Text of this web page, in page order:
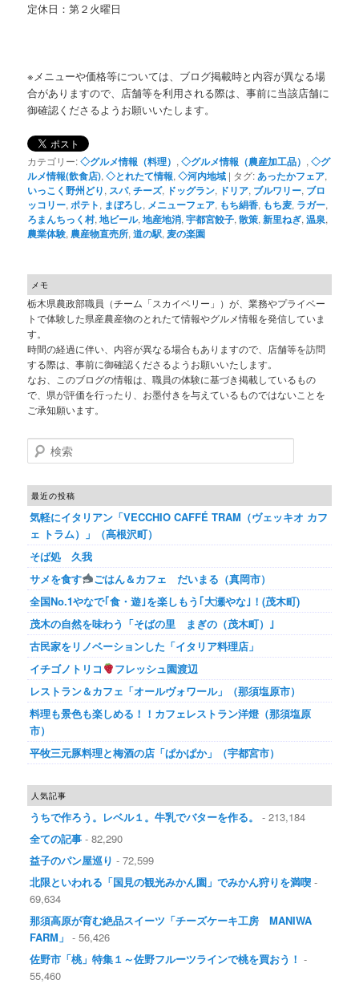
定休日：第２火曜日
※メニューや価格等については、ブログ掲載時と内容が異なる場
合がありますので、店舗等を利用される際は、事前に当該店舗に
御確認くださるようお願いいたします。
カテゴリー:◇グルメ情報（料理） ,◇グルメ情報（農産加工品） ,◇グ
ルメ情報(飲食店),◇とれたて情報,◇河内地域 | タグ: あったかフェア,
いっこく野州どり, スパ,チーズ, ドッグラン, ドリア, ブルワリー, ブロ
ッコリー, ポテト, まぼろし, メニューフェア, もち絹香, もち麦, ラガー,
ろまんちっく村,地ビール,地産地消,宇都宮餃子,散策,新里ねぎ,温泉,
農業体験, 農産物直売所,道の駅,麦の楽園
メモ
栃木県農政部職員（チーム「スカイベリー」）が、業務やプライベー
トで体験した県産農産物のとれたて情報やグルメ情報を発信していま
す。
時間の経過に伴い、内容が異なる場合もありますので、店舗等を訪問
する際は、事前に御確認くださるようお願いいたします。
なお、このブログの情報は、職員の体験に基づき掲載しているもの
で、県が評価を行ったり、お墨付きを与えているものではないことを
ご承知願います。
検索
最近の投稿
気軽にイタリアン「VECCHIO CAFFÉ TRAM（ヴェッキオ カフ
ェ トラム）」（高根沢町）
そば処 久我
サメを食す
ごはん＆カフェ だいまる（真岡市）
全国No.1やなで｢食・遊｣を楽しもう｢大瀬やな｣！(茂木町)
茂木の自然を味わう「そばの里 まぎの（茂木町）｣
古民家をリノベーションした「イタリア料理店」
イチゴノトリコ
フレッシュ園渡辺
レストラン＆カフェ「オールヴォワール」（那須塩原市）
料理も景色も楽しめる！！カフェレストラン洋燈（那須塩原
市）
平牧三元豚料理と梅酒の店「ぱかぱか」（宇都宮市）
人気記事
うちで作ろう。レベル１。牛乳でバターを作る。
- 213,184
全ての記事 - 82,290
益子のパン屋巡り - 72,599
北限といわれる「国見の観光みかん園」でみかん狩りを満喫 -
69,634
那須高原が育む絶品スイーツ「チーズケーキ工房 MANIWA
FARM」 - 56,426
佐野市「桃」特集１～佐野フルーツラインで桃を買おう！ -
55,460